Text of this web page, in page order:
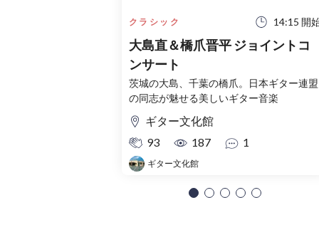
クラシック 14:15 開
大島直＆橋爪晋平 ジョイントコ
ンサート
茨城の大島、千葉の橋爪。日本ギター連盟
の同志が魅せる美しいギター音楽
ギター文化館
93
187 1
ギター文化館